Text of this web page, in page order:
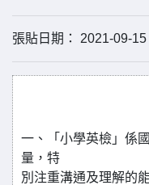
張貼日期： 2021-09-
一、「小學英檢」係
量，特
別注重溝通及理解的